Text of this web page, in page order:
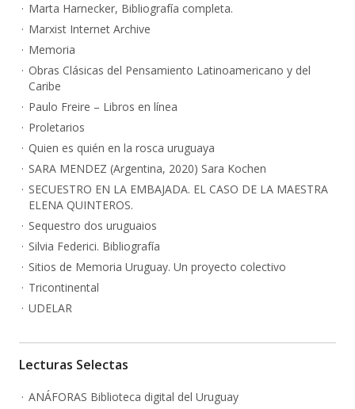
Marta Harnecker, Bibliografía completa.
Marxist Internet Archive
Memoria
Obras Clásicas del Pensamiento Latinoamericano y del
Caribe
Paulo Freire – Libros en línea
Proletarios
Quien es quién en la rosca uruguaya
SARA MENDEZ (Argentina, 2020) Sara Kochen
SECUESTRO EN LA EMBAJADA. EL CASO DE LA MAESTRA
ELENA QUINTEROS.
Sequestro dos uruguaios
Silvia Federici. Bibliografía
Sitios de Memoria Uruguay. Un proyecto colectivo
Tricontinental
UDELAR
Lecturas Selectas
ANÁFORAS Biblioteca digital del Uruguay